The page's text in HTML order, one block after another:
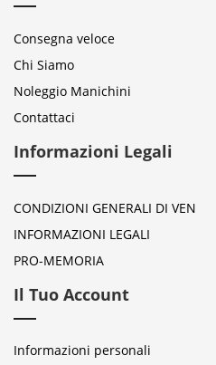
Consegna veloce
Chi Siamo
Noleggio Manichini
Contattaci
Informazioni Legali
CONDIZIONI GENERALI DI VEN
INFORMAZIONI LEGALI
PRO-MEMORIA
Il Tuo Account
Informazioni personali